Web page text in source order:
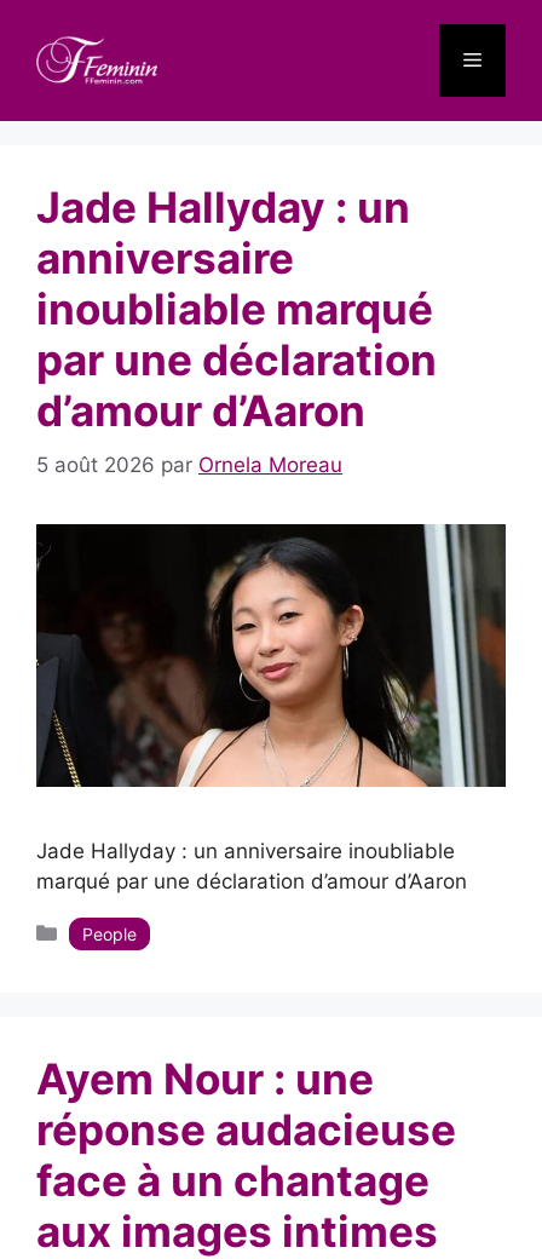
contenu
Menu
Jade Hallyday : un
anniversaire
inoubliable marqué
par une déclaration
d’amour d’Aaron
5 août 2026 par Ornela Moreau
Jade Hallyday : un anniversaire inoubliable
marqué par une déclaration d’amour d’Aaron
Catégories
People
Ayem Nour : une
réponse audacieuse
face à un chantage
aux images intimes